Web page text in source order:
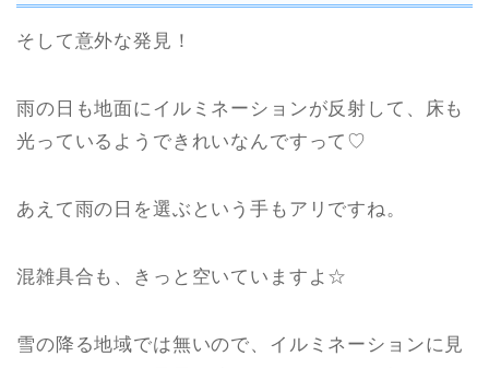
そして意外な発見！
雨の日も地面にイルミネーションが反射して、床も
光っているようできれいなんですって♡
あえて雨の日を選ぶという手もアリですね。
混雑具合も、きっと空いていますよ☆
雪の降る地域では無いので、イルミネーションに見